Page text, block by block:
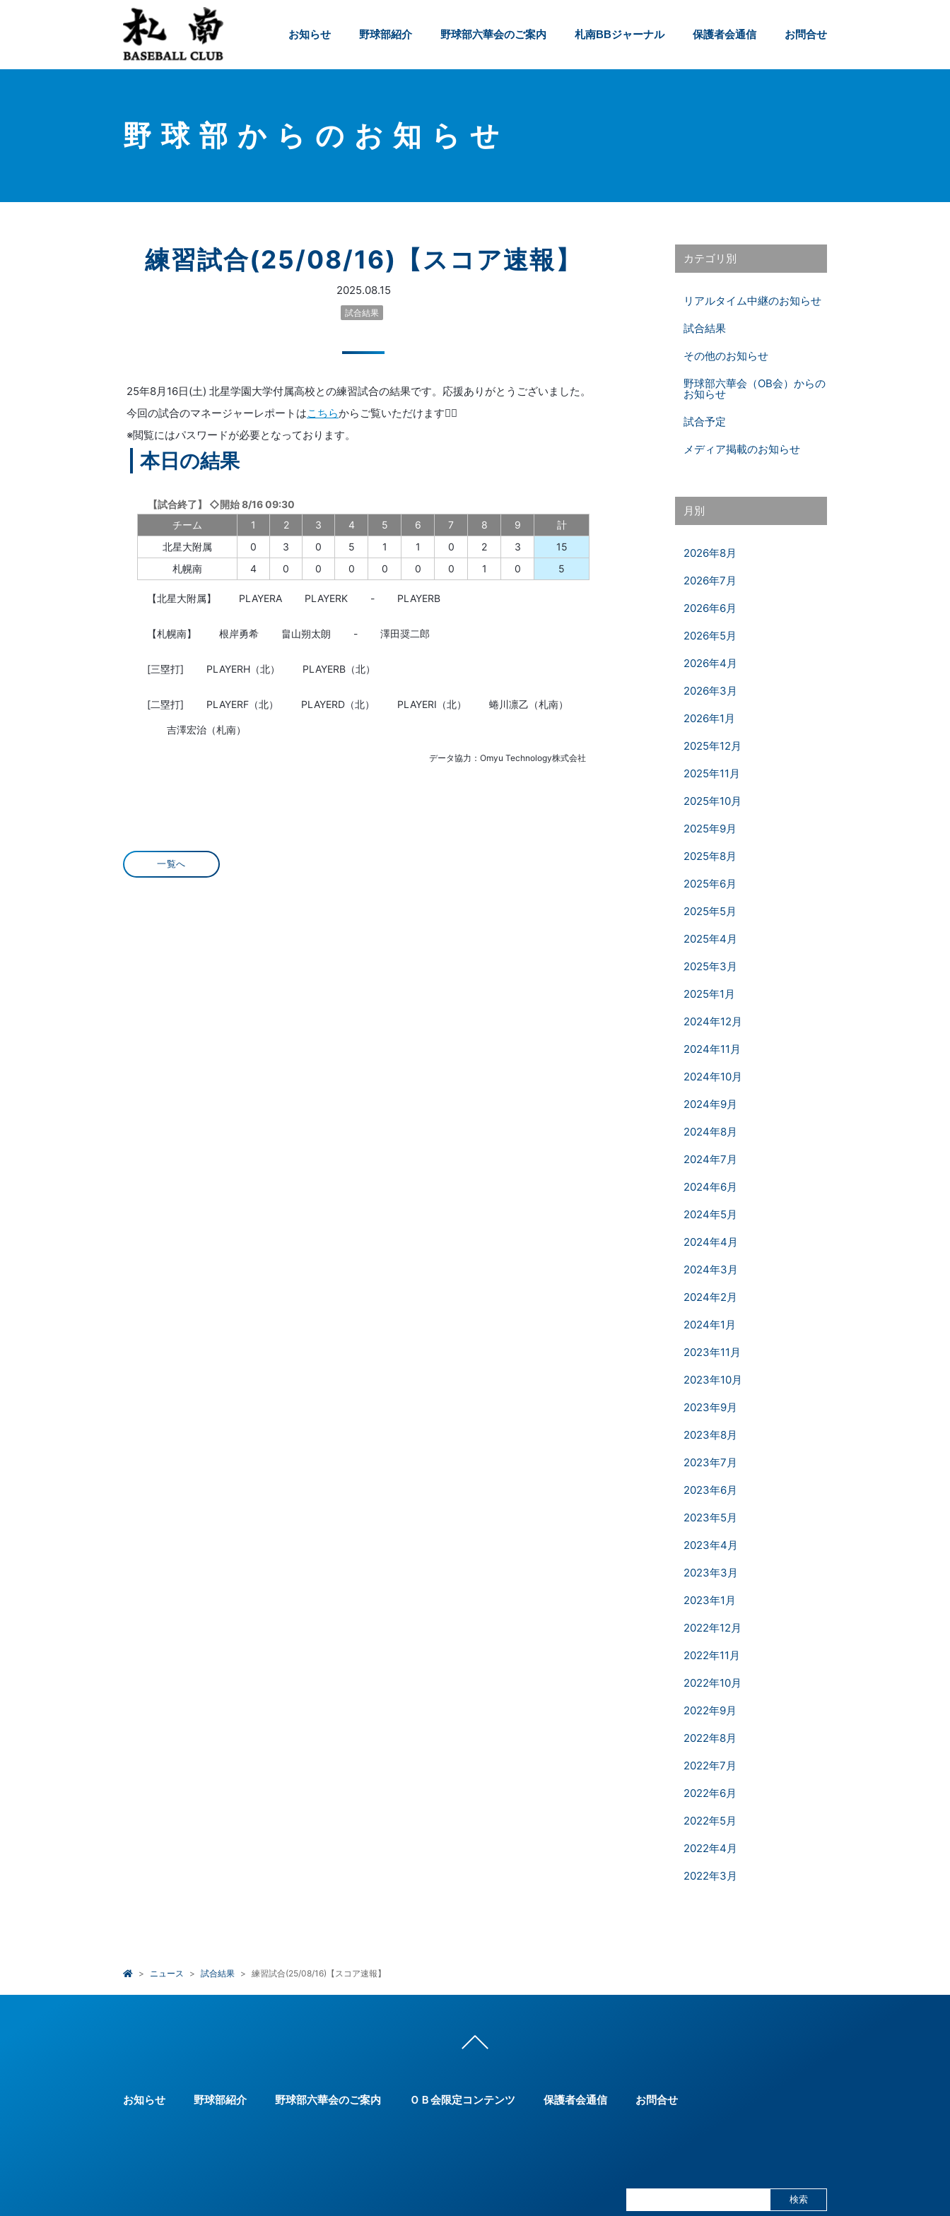
お知らせ 野球部紹介 野球部六華会のご案内 札南BBジャーナル 保護者会通信 お問合せ
野球部からのお知らせ
練習試合(25/08/16)【スコア速報】
2025.08.15
試合結果
25年8月16日(土) 北星学園大学付属高校との練習試合の結果です。応援ありがとうございました。
今回の試合のマネージャーレポートはこちらからご覧いただけます💁‍♀️
※閲覧にはパスワードが必要となっております。
本日の結果
【試合終了】
◇開始 8/16 09:30
チーム
1 2 3 4 5 6 7 8 9
計
北星大附属
0 3 0 5 1 1 0 2 3
15
札幌南
4 0 0 0 0 0 0 1 0 5
【北星大附属】 PLAYERA PLAYERK - PLAYERB
【札幌南】 根岸勇希 畠山朔太朗 - 澤田奨二郎
[三塁打] PLAYERH（北） PLAYERB（北）
[二塁打] PLAYERF（北） PLAYERD（北） PLAYERI（北） 蜷川凛乙（札南）
吉澤宏治（札南）
データ協力：Omyu Technology株式会社
一覧へ
カテゴリ別
リアルタイム中継のお知らせ
試合結果
その他のお知らせ
野球部六華会（OB会）からの
お知らせ
試合予定
メディア掲載のお知らせ
月別
2026年8月
2026年7月
2026年6月
2026年5月
2026年4月
2026年3月
2026年1月
2025年12月
2025年11月
2025年10月
2025年9月
2025年8月
2025年6月
2025年5月
2025年4月
2025年3月
2025年1月
2024年12月
2024年11月
2024年10月
2024年9月
2024年8月
2024年7月
2024年6月
2024年5月
2024年4月
2024年3月
2024年2月
2024年1月
2023年11月
2023年10月
2023年9月
2023年8月
2023年7月
2023年6月
2023年5月
2023年4月
2023年3月
2023年1月
2022年12月
2022年11月
2022年10月
2022年9月
2022年8月
2022年7月
2022年6月
2022年5月
2022年4月
2022年3月
ニュース 試合結果 練習試合(25/08/16)【スコア速報】
お知らせ 野球部紹介 野球部六華会のご案内 ＯＢ会限定コンテンツ 保護者会通信 お問合せ
検索